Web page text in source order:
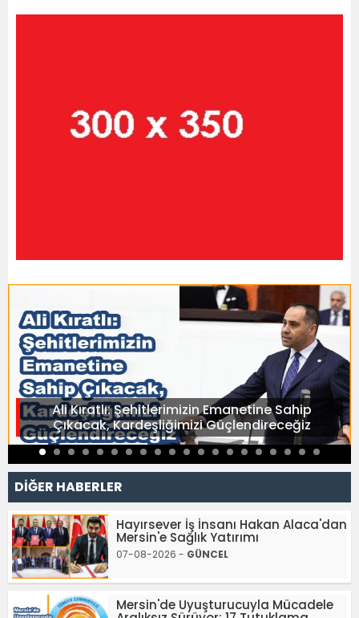
Ali Kıratlı: Şehitlerimizin Emanetine Sahip
Çıkacak, Kardeşliğimizi Güçlendireceğiz
DİĞER HABERLER
Hayırsever İş İnsanı Hakan Alaca'dan
Mersin'e Sağlık Yatırımı
07-08-2026 - GÜNCEL
Mersin'de Uyuşturucuyla Mücadele